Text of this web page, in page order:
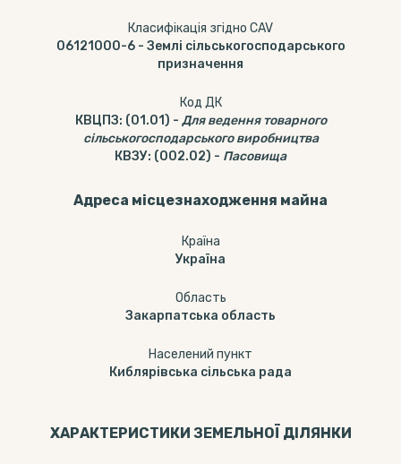
Класифікація згідно CAV
06121000-6- Землі сільськогосподарського
призначення
Код ДК
КВЦПЗ: (01.01) - Для ведення товарного
сільськогосподарського виробництва
КВЗУ: (002.02) - Пасовища
Адреса місцезнаходження майна
Країна
Україна
Область
Закарпатська область
Населений пункт
Киблярівська сільська рада
ХАРАКТЕРИСТИКИ ЗЕМЕЛЬНОЇ ДІЛЯНКИ